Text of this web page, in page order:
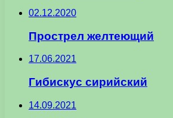
02.12.2020
Прострел желтеющий
17.06.2021
Гибискус сирийский
14.09.2021